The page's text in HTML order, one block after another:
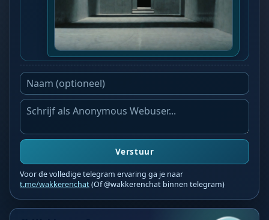
Verstuur
Voor de volledige telegram ervaring ga je naar
t.me/wakkerenchat(Of @wakkerenchat binnen telegram)